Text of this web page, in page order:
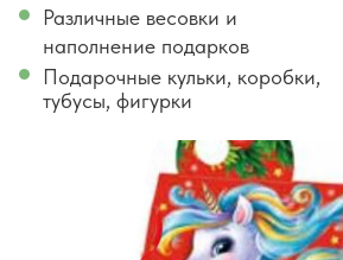
Подарочные кульки, коробки,
тубусы, фигурки
Различные весовки и
наполнение подарков